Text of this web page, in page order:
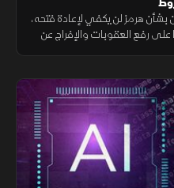
بشأن هرمز لن يكفي لإعادة فتحه،
على رفع العقوبات والإفراج عن